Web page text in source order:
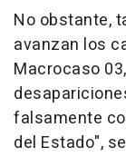
No obstante,
avanzan los
Macrocaso
falsamente
del Estado",